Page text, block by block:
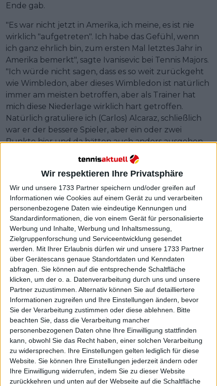
Wir respektieren Ihre Privatsphäre
Wir und unsere 1733 Partner speichern und/oder greifen auf
Informationen wie Cookies auf einem Gerät zu und verarbeiten
personenbezogene Daten wie eindeutige Kennungen und
Standardinformationen, die von einem Gerät für personalisierte
Werbung und Inhalte, Werbung und Inhaltsmessung,
Zielgruppenforschung und Serviceentwicklung gesendet
werden.
Mit Ihrer Erlaubnis dürfen wir und unsere 1733 Partner
über Gerätescans genaue Standortdaten und Kenndaten
abfragen. Sie können auf die entsprechende Schaltfläche
klicken, um der o. a. Datenverarbeitung durch uns und unsere
Partner zuzustimmen. Alternativ können Sie auf detailliertere
Informationen zugreifen und Ihre Einstellungen ändern, bevor
Sie der Verarbeitung zustimmen oder diese ablehnen.
Bitte
beachten Sie, dass die Verarbeitung mancher
personenbezogenen Daten ohne Ihre Einwilligung stattfinden
kann, obwohl Sie das Recht haben, einer solchen Verarbeitung
zu widersprechen. Ihre Einstellungen gelten lediglich für diese
Website. Sie können Ihre Einstellungen jederzeit ändern oder
Ihre Einwilligung widerrufen, indem Sie zu dieser Website
zurückkehren und unten auf der Webseite auf die Schaltfläche
Ende gab.
"Es war nicht jetzt in Amerika, ich meine, es ist nie
wirklich "aufgetreten". Ich habe das Gefühl, wenn
ich ganz ehrlich bin, zum ersten Mal letztes Jahr in
Amerika bemerkt", sagte Ivanisevic bei Tennis Majors.
"Ich würde nicht sagen, dass es so weit zurückgeht
wie Wimbledon, aber dieses Wimbledon ist natürlich
immer am meisten betroffen, aber als Trainer hat
mich diese Niederlage wirklich hart getroffen.
Natürlich gratuliere ich (Carlos) Alcaraz, schließlich
war er der bessere Spieler, aber ein oder zwei
Punkte hier und da hätten auch anders ausgehen
Weiterlesen
"Größter Bösewicht der Welt"